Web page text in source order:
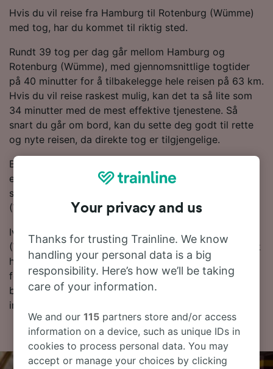
Hvis du vil reise fra Hamburg til Rotenburg (Wümme)
med tog, har du kommet til riktig sted.
Rundt 39 tog per dag går mellom Hamburg og
Rotenburg (Wümme), med gjennomsnittlige togtider
på 40 minutter for å tilbakelegge hele reisen på 63 km.
Hvis du vil reise raskest mulig, kan det ta så lite som
34 minutter med de mest effektive tjenestene. Så
snart du går om bord, kan du sette deg godt til rette
og nyte reisen, da direkte tog er tilgjengelige.
Bruk reiseplanleggeren vår øverst på siden for å søke
etter billige billetter, så viser vi deg hvor mye du kan
spare på togbilletter fra Hamburg til Rotenburg
(Wümme) når du bestiller på forhånd.
Ivrig etter å bestille togbillettene dine til Rotenburg
(Wümme)? Det er ingen grunn til å vente – start et søk
hos oss i dag! Hvis du vil finne ut litt mer om reisen
først, finner du togtider nedenfor, tips om å bestille
billetter til en lav pris og våre vanlige spørsmål,
inkludert dagens første og siste tog.
Your privacy and us
Thanks for trusting Trainline. We know
handling your personal data is a big
responsibility. Here’s how we’ll be taking
care of your information.
We and our115 partners store and/or access
information on a device, such as unique IDs in
cookies to process personal data. You may
accept or manage your choices by clicking